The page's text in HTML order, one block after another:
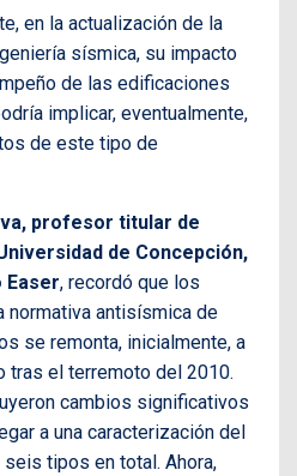
en la actualización de la
sísmica, su impacto
de las edificaciones
implicar, eventualmente,
de este tipo de
profesor titular de
de Concepción,
, recordó que los
normativa antisísmica de
se remonta, inicialmente, a
tras el terremoto del 2010.
cambios significativos
a una caracterización del
tipos en total. Ahora,